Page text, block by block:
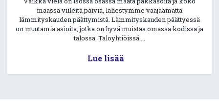
maassa viileitä päiviä, lähestymme vääjäämättä
lämmityskauden päättymistä. Lämmityskauden päättyessä
on muutamia asioita, jotka on hyvä muistaa omassa kodissa ja
talossa. Taloyhtiöissä ...
Lue lisää